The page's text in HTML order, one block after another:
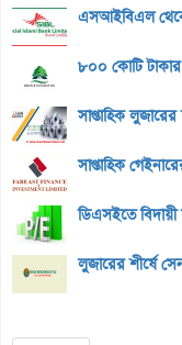
এসআইবিএল
৮০০ কোটি টাকার
সাপ্তাহিক
সাপ্তাহিক
ডিএসইতে বিদায়ী
লুজারের শীর্ষে